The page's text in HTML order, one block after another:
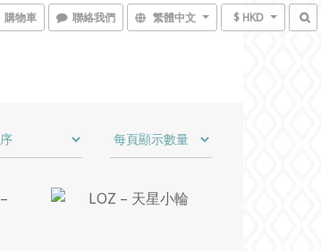
購物車 聯絡我們 繁體中文 $ HKD